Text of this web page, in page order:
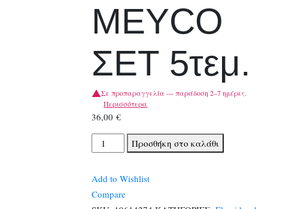
MEYCO
ΣΕΤ 5τεμ.
Σε προπαραγγελία — παράδοση 2–7 ημέρες.
Περισσότερα
36,00€
ΣΠΑΤΟΥΛΕΣ
ΜΕΤΑΛΛΙΚΕΣ
Προσθήκη στο καλάθι
Add to Wishlist
Compare